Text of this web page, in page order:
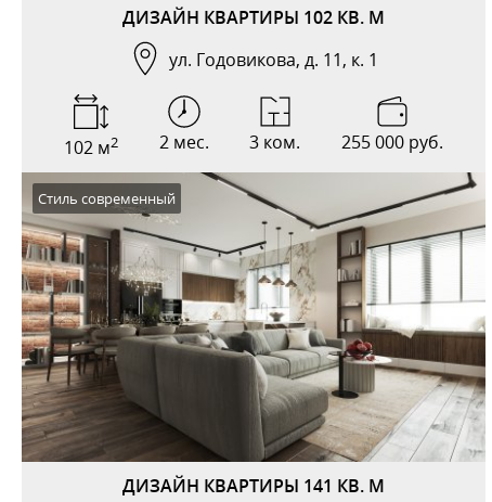
ДИЗАЙН КВАРТИРЫ 102 КВ. М
ул. Годовикова, д. 11, к. 1
102 м2 2 мес. 3 ком. 255 000 руб.
ДИЗАЙН КВАРТИРЫ 141 КВ. М
Стиль современный